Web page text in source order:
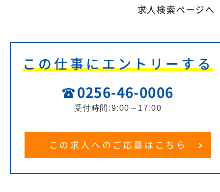
求人検索ページへ
この仕事にエントリーする
0256-46-0006
受付時間:9:00～17:00
この求人へのご応募はこちら